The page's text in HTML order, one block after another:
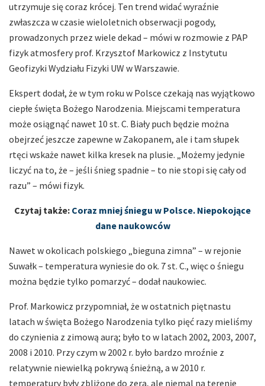
utrzymuje się coraz krócej. Ten trend widać wyraźnie
zwłaszcza w czasie wieloletnich obserwacji pogody,
prowadzonych przez wiele dekad – mówi w rozmowie z PAP
fizyk atmosfery prof. Krzysztof Markowicz z Instytutu
Geofizyki Wydziału Fizyki UW w Warszawie.
Ekspert dodał, że w tym roku w Polsce czekają nas wyjątkowo
ciepłe święta Bożego Narodzenia. Miejscami temperatura
może osiągnąć nawet 10 st. C. Biały puch będzie można
obejrzeć jeszcze zapewne w Zakopanem, ale i tam słupek
rtęci wskaże nawet kilka kresek na plusie. „Możemy jedynie
liczyć na to, że – jeśli śnieg spadnie – to nie stopi się cały od
razu” – mówi fizyk.
Czytaj także: Coraz mniej śniegu w Polsce. Niepokojące
dane naukowców
Nawet w okolicach polskiego „bieguna zimna” – w rejonie
Suwałk – temperatura wyniesie do ok. 7 st. C., więc o śniegu
można będzie tylko pomarzyć – dodał naukowiec.
Prof. Markowicz przypomniał, że w ostatnich piętnastu
latach w święta Bożego Narodzenia tylko pięć razy mieliśmy
do czynienia z zimową aurą; było to w latach 2002, 2003, 2007,
2008 i 2010. Przy czym w 2002 r. było bardzo mroźnie z
relatywnie niewielką pokrywą śnieżną, a w 2010 r.
temperatury były zbliżone do zera, ale niemal na terenie